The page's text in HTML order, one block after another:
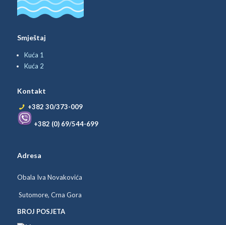
Smještaj
Kuća 1
Kuća 2
Kontakt
+382 30/373-009
+382 (0) 69/544-699
Adresa
Obala Iva Novakovića
Sutomore, Crna Gora
BROJ POSJETA